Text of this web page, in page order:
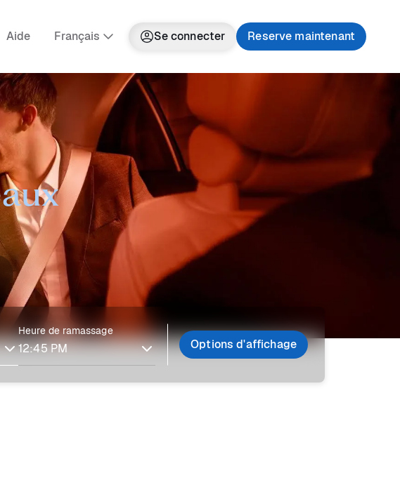
Aide Français Se connecter Reserve maintenant
Heure de ramassage
Options d'affichage